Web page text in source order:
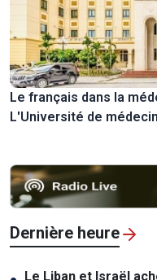
Le français dans la
L'Université de
Dernière heure
Le Liban et Israël